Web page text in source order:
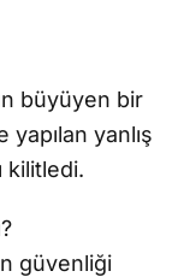
büyüyen bir
yanlış
kilitledi.
güvenliği